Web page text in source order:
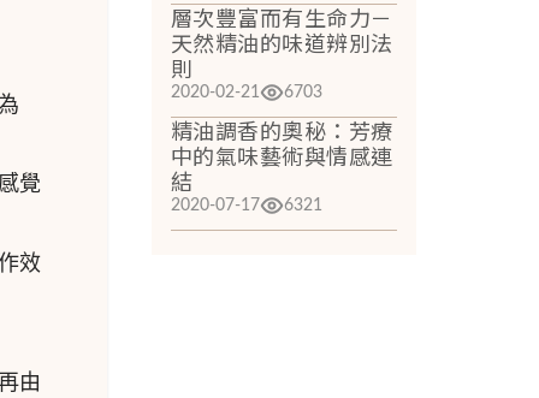
覺
效
由
層次豐富而有生命力－
天然精油的味道辨別法
則
2020-02-21 6703
精油調香的奧秘：芳療
中的氣味藝術與情感連
結
2020-07-17 6321